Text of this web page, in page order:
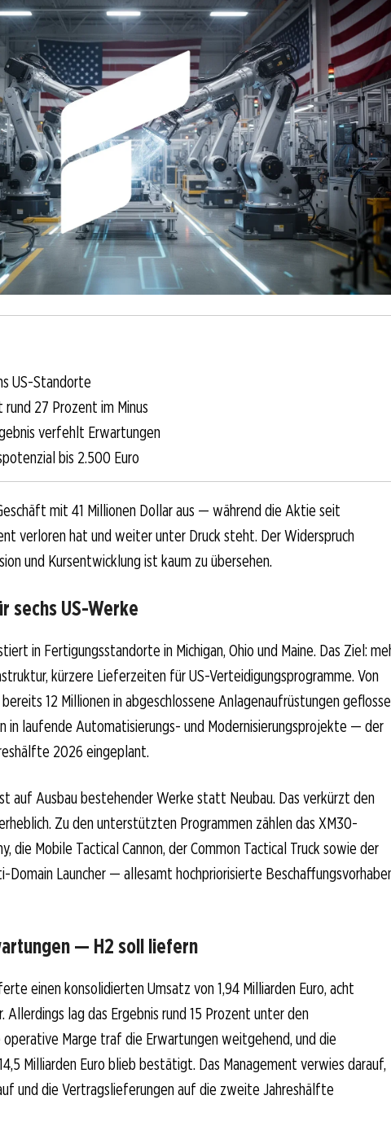
US-Standorte
27 Prozent im Minus
verfehlt Erwartungen
bis 2.500 Euro
mit 41 Millionen Dollar aus — während die Aktie seit
verloren hat und weiter unter Druck steht. Der Widerspruch
und Kursentwicklung ist kaum zu übersehen.
sechs US-Werke
in Fertigungsstandorte in Michigan, Ohio und Maine. Das Ziel:
kürzere Lieferzeiten für US-Verteidigungsprogramme. Von
12 Millionen in abgeschlossene Anlagenaufrüstungen
in laufende Automatisierungs- und Modernisierungsprojekte — der
2026 eingeplant.
auf Ausbau bestehender Werke statt Neubau. Das verkürzt den
Zu den unterstützten Programmen zählen das XM30-
die Mobile Tactical Cannon, der Common Tactical Truck sowie der
Domain Launcher — allesamt hochpriorisierte
— H2 soll liefern
einen konsolidierten Umsatz von 1,94 Milliarden Euro, acht
Allerdings lag das Ergebnis rund 15 Prozent unter den
Marge traf die Erwartungen weitgehend, und die
Milliarden Euro blieb bestätigt. Das Management verwies darauf,
und die Vertragslieferungen auf die zweite Jahreshälfte